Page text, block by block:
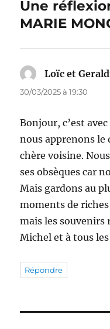
Une
MARIE
Loïc et
30/03/2025 à 19:30
Bonjour, c’est
nous apprenons le
chère voisine.
ses obsèques car
Mais gardons au
moments de
mais les
Michel et à tous
Répondre